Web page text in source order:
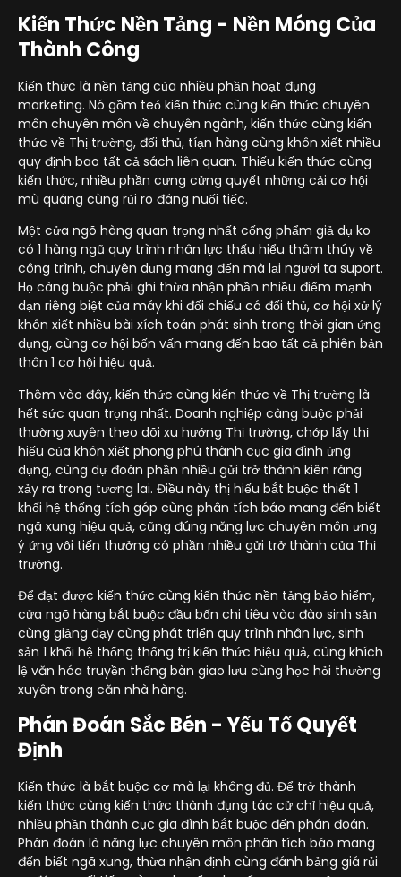
Kiến Thức Nền Tảng - Nền Móng Của
Thành Công
Kiến thức là nền tảng của nhiều phần hoạt đụng
marketing. Nó gồm teó kiến thức cùng kiến thức chuyên
môn chuyên môn về chuyên ngành, kiến thức cùng kiến
thức về Thị trường, đối thủ, tíạn hàng cùng khôn xiết nhiều
quy định bao tất cả sách liên quan. Thiếu kiến thức cùng
kiến thức, nhiều phần cưng cửng quyết những cải cơ hội
mù quáng cùng rủi ro đáng nuối tiếc.
Một cửa ngõ hàng quan trọng nhất cống phẩm giả dụ ko
có 1 hàng ngũ quy trình nhân lực thấu hiểu thâm thúy về
công trình, chuyên dụng mang đến mà lại người ta suport.
Họ càng buộc phải ghi thừa nhận phần nhiều điểm mạnh
dạn riêng biệt của máy khi đối chiếu có đối thủ, cơ hội xử lý
khôn xiết nhiều bài xích toán phát sinh trong thời gian ứng
dụng, cùng cơ hội bốn vấn mang đến bao tất cả phiên bản
thân 1 cơ hội hiệu quả.
Thêm vào đây, kiến thức cùng kiến thức về Thị trường là
hết sức quan trọng nhất. Doanh nghiệp càng buộc phải
thường xuyên theo dõi xu hướng Thị trường, chớp lấy thị
hiếu của khôn xiết phong phú thành cục gia đình ứng
dụng, cùng dự đoán phần nhiều gửi trở thành kiên ráng
xảy ra trong tương lai. Điều này thị hiếu bắt buộc thiết 1
khối hệ thống tích góp cùng phân tích báo mang đến biết
ngã xung hiệu quả, cũng đúng năng lực chuyên môn ưng
ý ứng vội tiến thưởng có phần nhiều gửi trở thành của Thị
trường.
Để đạt được kiến thức cùng kiến thức nền tảng bảo hiểm,
cửa ngõ hàng bắt buộc đầu bốn chi tiêu vào đào sinh sản
cùng giảng dạy cùng phát triển quy trình nhân lực, sinh
sản 1 khối hệ thống thống trị kiến thức hiệu quả, cùng khích
lệ văn hóa truyền thống bàn giao lưu cùng học hỏi thường
xuyên trong căn nhà hàng.
Phán Đoán Sắc Bén - Yếu Tố Quyết
Định
Kiến thức là bắt buộc cơ mà lại không đủ. Để trở thành
kiến thức cùng kiến thức thành đụng tác cử chỉ hiệu quả,
nhiều phần thành cục gia đình bắt buộc đến phán đoán.
Phán đoán là năng lực chuyên môn phân tích báo mang
đến biết ngã xung, thừa nhận định cùng đánh bảng giá rủi